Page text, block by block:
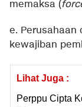
memaksa (
e. Perusahaan
kewajiban
Lihat Juga :
Perppu Cipta